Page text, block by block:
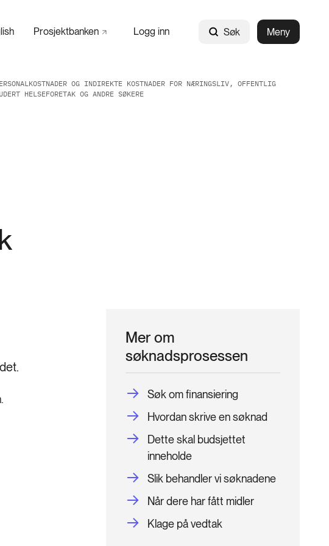
Prosjektbanken Logg inn Søk Meny
OG INDIREKTE KOSTNADER FOR NÆRINGSLIV, OFFENTLIG
HELSEFORETAK OG ANDRE SØKERE
Mer om
søknadsprosessen
Søk om finansiering
Hvordan skrive en søknad
Dette skal budsjettet
inneholde
Slik behandler vi søknadene
Når dere har fått midler
Klage på vedtak